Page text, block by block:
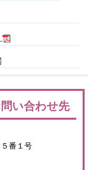
い合わせ先
番１号